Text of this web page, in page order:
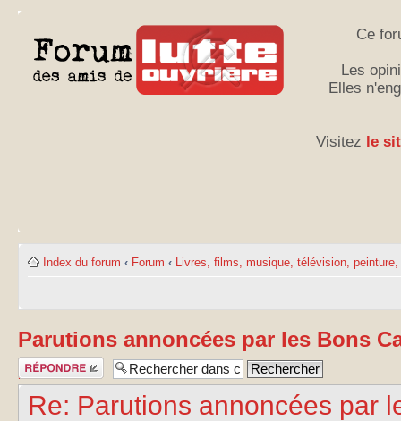
Ce
Les
Elles
Visitez le
Index du forum ‹ Forum ‹ Livres, films, musique, télévision,
Parutions annoncées par les Bons
Publier une
réponse
Re: Parutions annoncées par